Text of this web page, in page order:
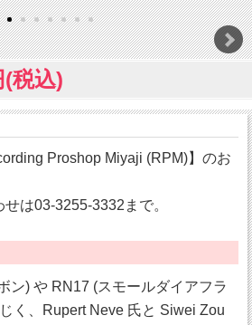
税込)
Proshop Miyaji (RPM)】のお
は03-3255-3332まで。
ン) や RN17 (スモールダイアフラ
く、Rupert Neve 氏と Siwei Zou